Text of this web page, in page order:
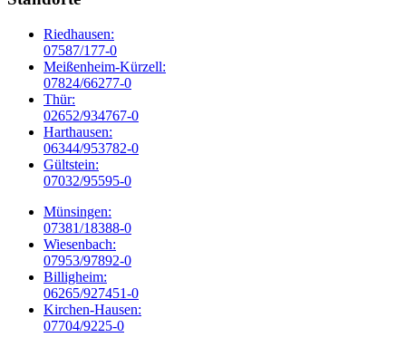
Riedhausen:
07587/177-0
Meißenheim-Kürzell:
07824/66277-0
Thür:
02652/934767-0
Harthausen:
06344/953782-0
Gültstein:
07032/95595-0
Münsingen:
07381/18388-0
Wiesenbach:
07953/97892-0
Billigheim:
06265/927451-0
Kirchen-Hausen:
07704/9225-0